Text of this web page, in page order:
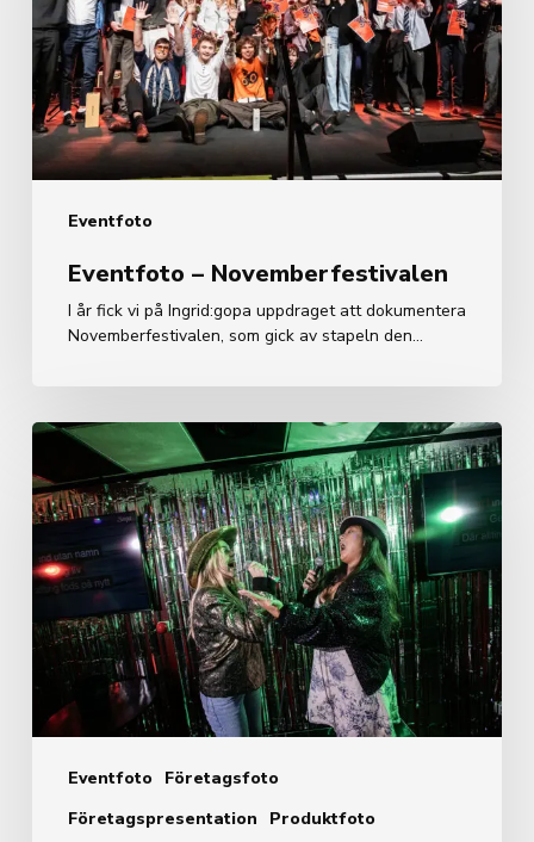
Eventfoto
Eventfoto – Novemberfestivalen
I år fick vi på Ingrid:gopa uppdraget att dokumentera
Novemberfestivalen, som gick av stapeln den…
Eventfoto
Företagsfoto
Företagspresentation
Produktfoto
Reklamfoto-
fest
och
karaoke
på
Buddy
´s.